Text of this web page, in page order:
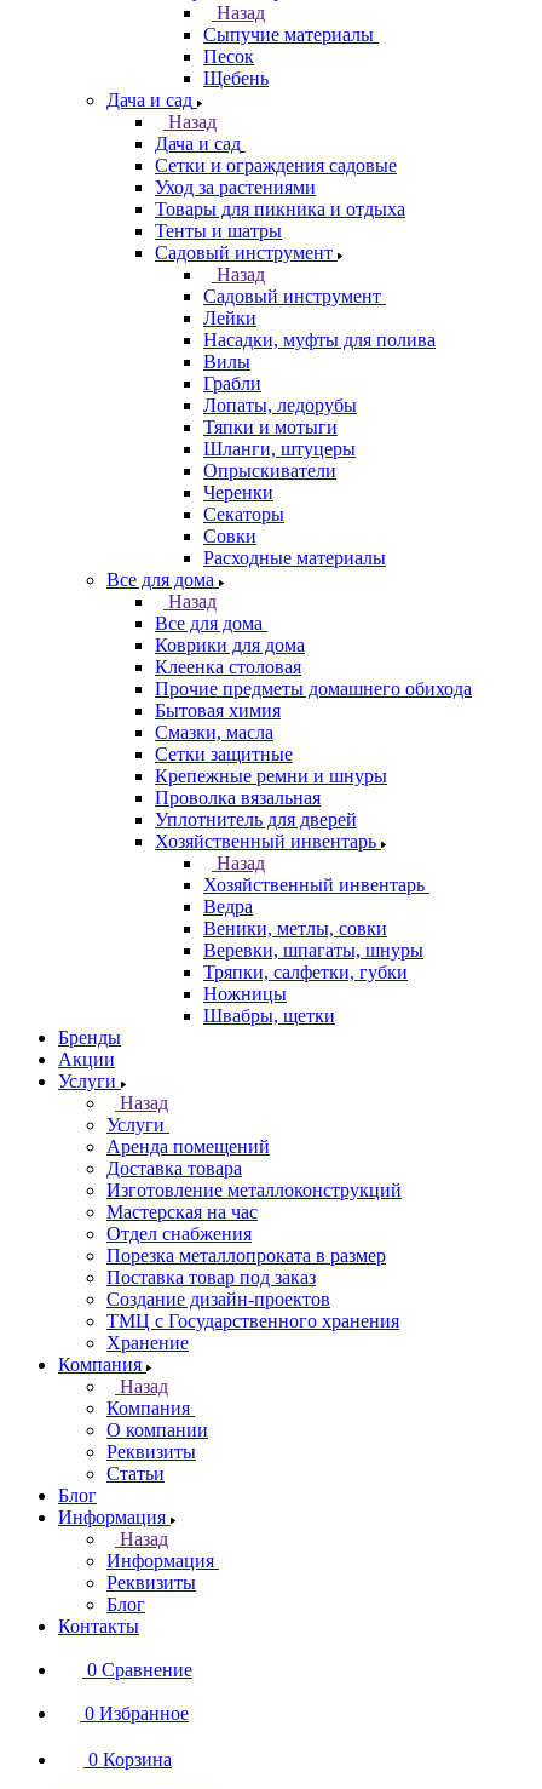
Назад
Сыпучие материалы
Песок
Щебень
Дача и сад
Назад
Дача и сад
Сетки и ограждения садовые
Уход за растениями
Товары для пикника и отдыха
Тенты и шатры
Садовый инструмент
Назад
Садовый инструмент
Лейки
Насадки, муфты для полива
Вилы
Грабли
Лопаты, ледорубы
Тяпки и мотыги
Шланги, штуцеры
Опрыскиватели
Черенки
Секаторы
Совки
Расходные материалы
Все для дома
Назад
Все для дома
Коврики для дома
Клеенка столовая
Прочие предметы домашнего обихода
Бытовая химия
Смазки, масла
Сетки защитные
Крепежные ремни и шнуры
Проволка вязальная
Уплотнитель для дверей
Хозяйственный инвентарь
Назад
Хозяйственный инвентарь
Ведра
Веники, метлы, совки
Веревки, шпагаты, шнуры
Тряпки, салфетки, губки
Ножницы
Швабры, щетки
Бренды
Акции
Услуги
Назад
Услуги
Аренда помещений
Доставка товара
Изготовление металлоконструкций
Мастерская на час
Отдел снабжения
Порезка металлопроката в размер
Поставка товар под заказ
Создание дизайн-проектов
ТМЦ с Государственного хранения
Хранение
Компания
Назад
Компания
О компании
Реквизиты
Статьи
Блог
Информация
Назад
Информация
Реквизиты
Блог
Контакты
0 Сравнение
0 Избранное
0 Корзина